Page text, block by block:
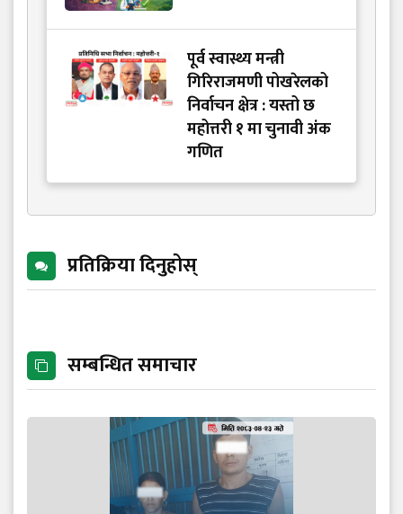
पूर्व स्वास्थ्य मन्त्री
गिरिराजमणी पोखरेलको
निर्वाचन क्षेत्र : यस्तो छ
महोत्तरी १ मा चुनावी अंक
गणित
प्रतिक्रिया दिनुहोस्
सम्बन्धित समाचार